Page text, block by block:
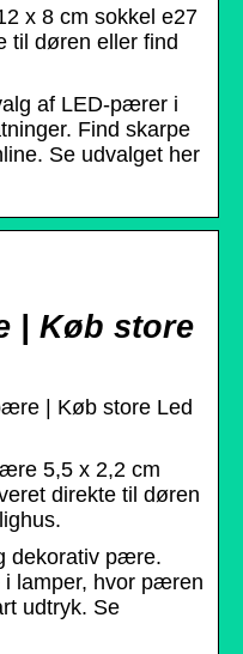
x 8 cm sokkel e27
til døren eller find
af LED-pærer i
Find skarpe
Se udvalget her
| Køb store
| Køb store Led
5,5 x 2,2 cm
direkte til døren
dekorativ pære.
lamper, hvor pæren
udtryk. Se